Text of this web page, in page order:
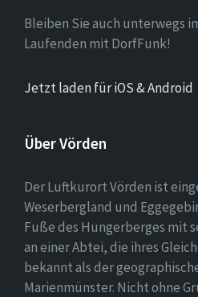
Bleiben Sie auch unterwegs
Laufenden mit DorfFunk!
Jetzt laden für iOS & Android
Über Vörden
Der Luftkurort Vörden ist
Weserbergland und
Fuße des Hungerberges mit
an einer Abtei, die ihres
bekannt als der
Marienmünster. Nicht ohne